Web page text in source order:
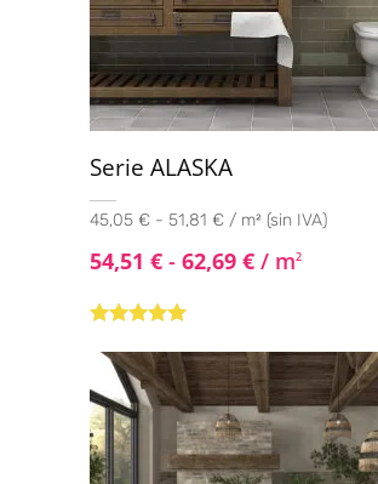
Serie ALASKA
45,05 € - 51,81 € / m² (sin IVA)
54,51 € - 62,69 € / m2
5.00de 5